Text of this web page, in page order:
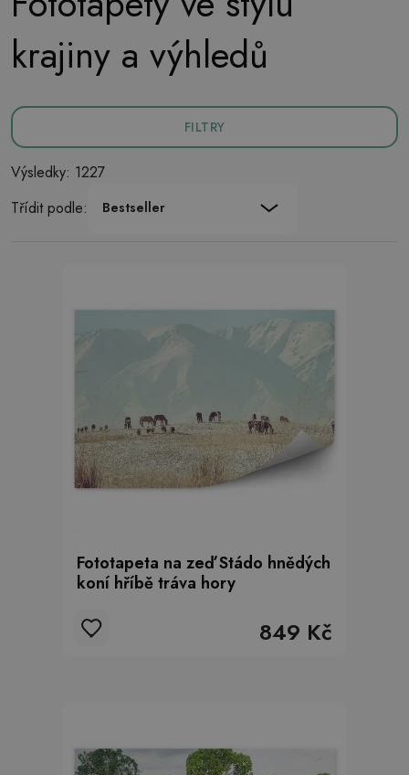
krajiny a výhledů
FILTRY
Výsledky: 1227
Třídit podle:
Bestseller
Fototapeta na zeď Stádo hnědých
koní hříbě tráva hory
849 Kč